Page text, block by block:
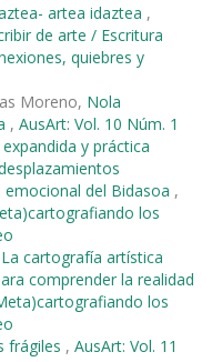
artea idaztea ,
de arte / Escritura
quiebres y
Moreno, Nola
, AusArt: Vol. 10 Núm. 1
y práctica
emocional del Bidasoa ,
los
La cartografía artística
comprender la realidad
los
frágiles , AusArt: Vol. 11